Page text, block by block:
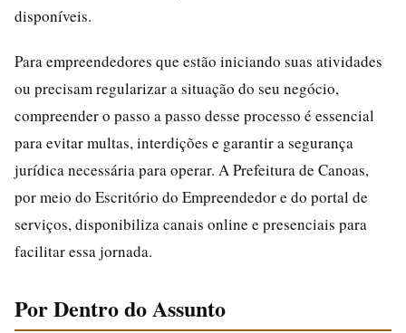
disponíveis.
Para empreendedores que estão iniciando suas atividades
ou precisam regularizar a situação do seu negócio,
compreender o passo a passo desse processo é essencial
para evitar multas, interdições e garantir a segurança
jurídica necessária para operar. A Prefeitura de Canoas,
por meio do Escritório do Empreendedor e do portal de
serviços, disponibiliza canais online e presenciais para
facilitar essa jornada.
Por Dentro do Assunto